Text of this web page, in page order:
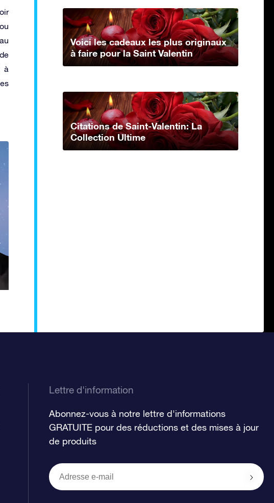
à
Voici les cadeaux les plus originaux
à faire pour la Saint Valentin
Citations de Saint-Valentin: La
Collection Ultime
Lettre d'information
Abonnez-vous à notre lettre d'informations
GRATUITE pour des réductions et des mises à jour
de produits